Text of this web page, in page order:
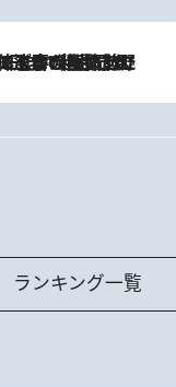
ランキング一覧